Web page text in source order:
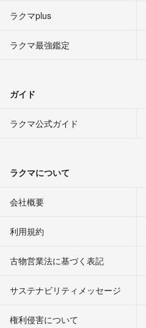
ラクマplus
ラクマ最強鑑定
ガイド
ラクマ公式ガイド
ラクマについて
会社概要
利用規約
古物営業法に基づく表記
サステナビリティメッセージ
権利侵害について